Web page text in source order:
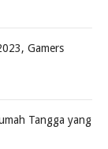
Gamers
Tangga yang